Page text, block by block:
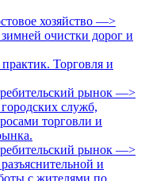
хозяйство —>
очистки дорог и
Торговля и
рынок —>
служб,
торговли и
рынок —>
и
с жителями по